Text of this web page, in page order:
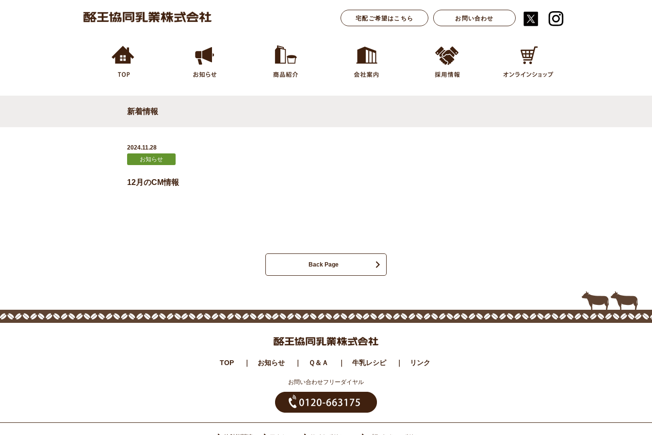
宅配ご希望はこちら お問い合わせ
新着情報
2024.11.28
お知らせ
12月のCM情報
Back Page
TOP お知らせ Ｑ＆Ａ 牛乳レシピ リンク
お問い合わせフリーダイヤル